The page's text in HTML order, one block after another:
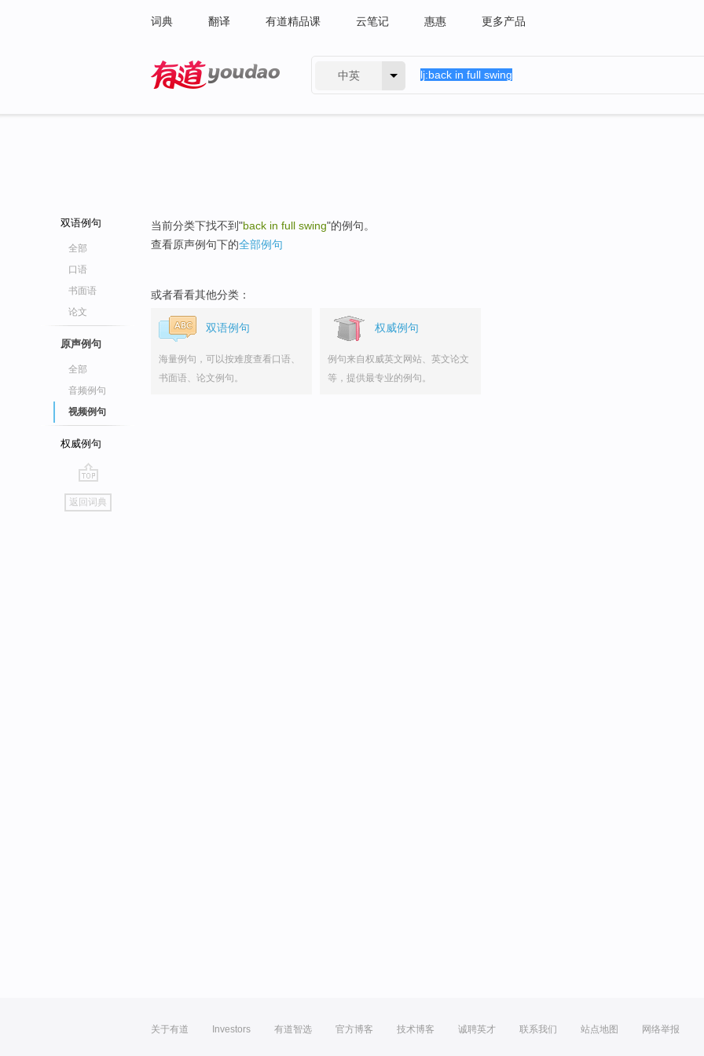
词典 翻译 有道精品课 云笔记 惠惠 更多产品
中英
双语例句
全部
口语
书面语
论文
原声例句
全部
音频例句
视频例句
权威例句
go
top
返回词典
当前分类下找不到"back in full swing"的例句。
查看原声例句下的全部例句
或者看看其他分类：
双语例句
海量例句，可以按难度查看口语、
书面语、论文例句。
权威例句
例句来自权威英文网站、英文论文
等，提供最专业的例句。
关于有道 Investors 有道智选 官方博客 技术博客 诚聘英才 联系我们 站点地图 网络举报